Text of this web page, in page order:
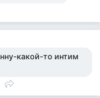
какой-то интим